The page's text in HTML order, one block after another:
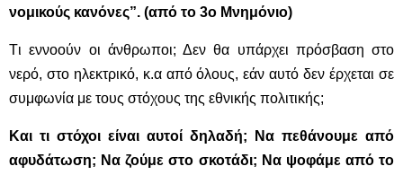
νομικούς κανόνες”. (από το 3ο Μνημόνιο)
Tι εννοούν οι άνθρωποι; Δεν θα υπάρχει πρόσβαση στο
νερό, στο ηλεκτρικό, κ.α από όλους, εάν αυτό δεν έρχεται σε
συμφωνία με τους στόχους της εθνικής πολιτικής;
Και τι στόχοι είναι αυτοί δηλαδή; Να πεθάνουμε από
αφυδάτωση; Να ζούμε στο σκοτάδι; Να ψοφάμε από το